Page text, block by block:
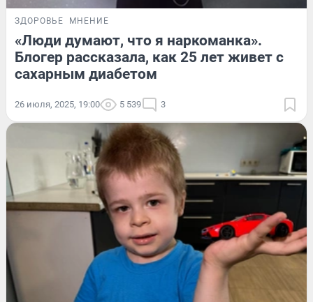
ЗДОРОВЬЕ МНЕНИЕ
«Люди думают, что я наркоманка».
Блогер рассказала, как 25 лет живет с
сахарным диабетом
26 июля, 2025, 19:00 5 539 3